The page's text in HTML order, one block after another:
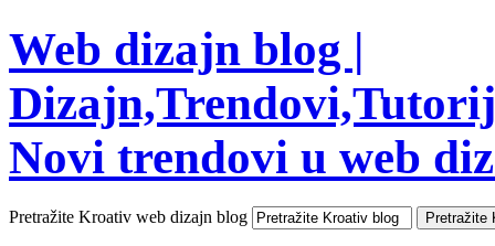
Web dizajn blog |
Novi trendovi u web
Pretražite Kroativ web dizajn blog